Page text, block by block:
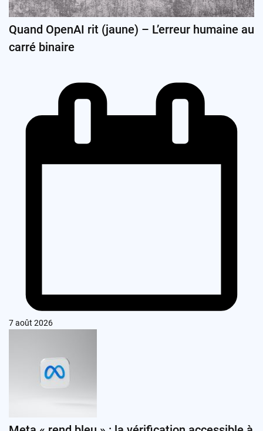
Quand OpenAI rit (jaune) – L’erreur humaine au
carré binaire
7 août 2026